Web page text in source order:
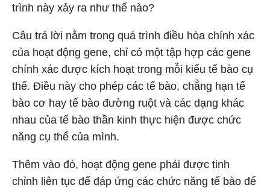
trình này xảy ra như thế nào?
Câu trả lời nằm trong quá trình điều hòa chính xác
của hoạt động gene, chỉ có một tập hợp các gene
chính xác được kích hoạt trong mỗi kiểu tế bào cụ
thể. Điều này cho phép các tế bào, chẳng hạn tế
bào cơ hay tế bào đường ruột và các dạng khác
nhau của tế bào thần kinh thực hiện được chức
năng cụ thể của mình.
Thêm vào đó, hoạt động gene phải được tinh
chỉnh liên tục để đáp ứng các chức năng tế bào để